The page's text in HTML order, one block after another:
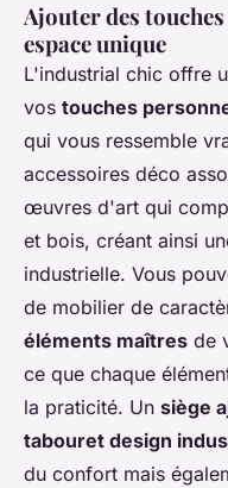
Ajouter des
espace unique
L'industrial chic offre
vos touches
qui vous ressemble
accessoires déco
œuvres d'art qui
et bois, créant ainsi
industrielle. Vous
de mobilier de
éléments maîtres de
ce que chaque
la praticité. Un siège
tabouret design
du confort mais